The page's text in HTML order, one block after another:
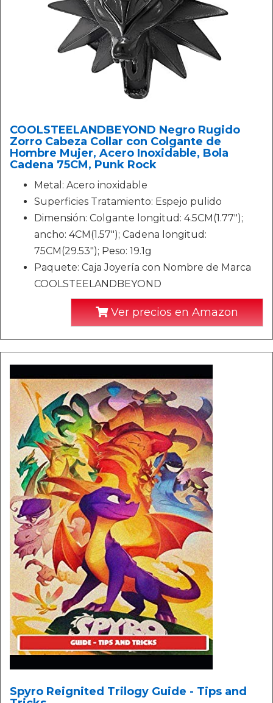
COOLSTEELANDBEYOND Negro Rugido
Zorro Cabeza Collar con Colgante de
Hombre Mujer, Acero Inoxidable, Bola
Cadena 75CM, Punk Rock
Metal: Acero inoxidable
Superficies Tratamiento: Espejo pulido
Dimensión: Colgante longitud: 4.5CM(1.77");
ancho: 4CM(1.57"); Cadena longitud:
75CM(29.53"); Peso: 19.1g
Paquete: Caja Joyería con Nombre de Marca
COOLSTEELANDBEYOND
Ver precios en Amazon
Spyro Reignited Trilogy Guide - Tips and